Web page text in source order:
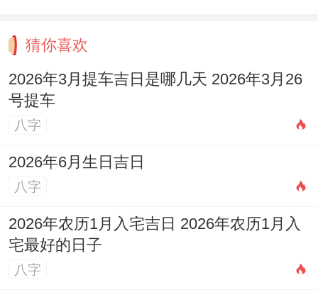
量.
组合步骤；
投资客可于10月1日签约、12日过户、28日
收房、提升成“破-定-赦”能量递增链！
刚需家庭首选10月12日全流程...
马者镇宅。
择吉购房不光…也是传统文化智慧的延续-
猜你喜欢
2026年3月提车吉日是哪几天 2026年3月26
号提车
八字
2026年6月生日吉日
八字
2026年农历1月入宅吉日 2026年农历1月入
宅最好的日子
八字